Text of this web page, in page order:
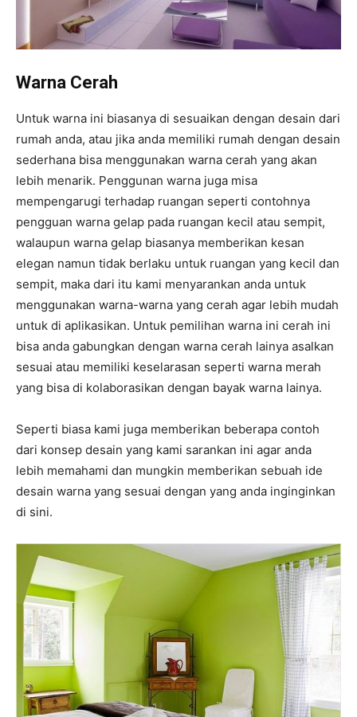
Warna Cerah
Untuk warna ini biasanya di sesuaikan dengan desain dari
rumah anda, atau jika anda memiliki rumah dengan desain
sederhana bisa menggunakan warna cerah yang akan
lebih menarik. Penggunan warna juga misa
mempengarugi terhadap ruangan seperti contohnya
pengguan warna gelap pada ruangan kecil atau sempit,
walaupun warna gelap biasanya memberikan kesan
elegan namun tidak berlaku untuk ruangan yang kecil dan
sempit, maka dari itu kami menyarankan anda untuk
menggunakan warna-warna yang cerah agar lebih mudah
untuk di aplikasikan. Untuk pemilihan warna ini cerah ini
bisa anda gabungkan dengan warna cerah lainya asalkan
sesuai atau memiliki keselarasan seperti warna merah
yang bisa di kolaborasikan dengan bayak warna lainya.
Seperti biasa kami juga memberikan beberapa contoh
dari konsep desain yang kami sarankan ini agar anda
lebih memahami dan mungkin memberikan sebuah ide
desain warna yang sesuai dengan yang anda inginginkan
di sini.